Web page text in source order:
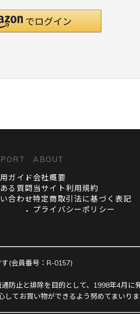
ガイド
る質問
合わせ
ABOUT
会社概要
当サイト利用規約
特定商取引法に基づく表記
プライバシーポリシー
(会員番号：R-0157)
防止と排除を目的として、1998年4月に
てお買い物ができるよう努めてまいりま